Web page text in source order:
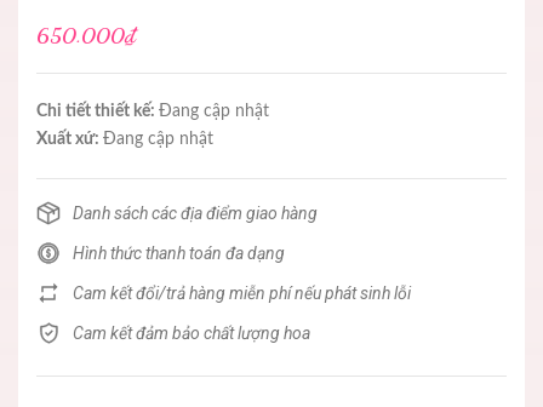
650.000₫
Chi tiết thiết kế: Đang cập nhật
Xuất xứ: Đang cập nhật
Danh sách các địa điểm giao hàng
Hình thức thanh toán đa dạng
Cam kết đổi/trả hàng miễn phí nếu phát sinh lỗi
Cam kết đảm bảo chất lượng hoa